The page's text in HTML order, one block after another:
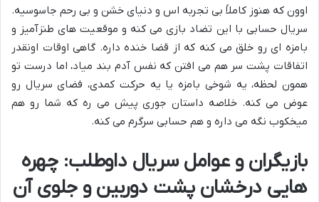
اوون که هنوز کاملاً بی تجربه اس و دنیای خشن و بی رحم جاسوسیه.
سریال حسابی با این تضاد بازی می کنه و موقعیت های طنزآمیز و
بامزه ای رو خلق می کنه که از قضا خنده داره. گاهی اوقات اونقدر
اتفاقات پشت سر هم می افتن که نفس آدم بند میاد، اما درست تو
همون لحظه، یه شوخی بامزه یا یه حرکت کمدی، فضای سریال رو
عوض می کنه. خلاصه داستان جوری پیش می ره که شما رو هم
میخکوب نگه می داره و هم حسابی سرگرم می کنه.
بازیگران و عوامل سریال داوطلب: چهره
هایی درخشان پشت دوربین و جلوی آن